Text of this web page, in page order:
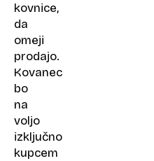
kovnice,
da
omeji
prodajo.
Kovanec
bo
na
voljo
izključno
kupcem